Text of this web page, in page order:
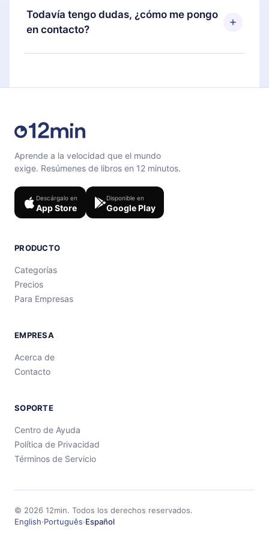
También puedes leer o escuchar tus títulos
favoritos sin conexión y desafiarte con un
puedes cancelar en cualquier momento y el
próximo ciclo de facturación no ocurrirá.
Todavía tengo dudas, ¿cómo me pongo
en contacto?
Siéntete libre de contactarnos en
Aprende a la velocidad que el mundo
exige. Resúmenes de libros en 12 minutos.
Descárgalo en
App Store
Disponible en
Google Play
PRODUCTO
Categorías
Precios
Para Empresas
EMPRESA
Acerca de
Contacto
SOPORTE
Centro de Ayuda
Política de Privacidad
Términos de Servicio
© 2026 12min. Todos los derechos reservados.
English·Português·Español